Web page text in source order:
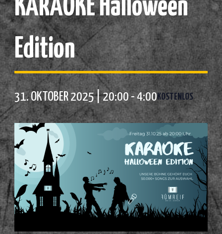
KARAOKE Halloween
Edition
31. OKTOBER 2025 | 20:00-4:00KOSTENLOS